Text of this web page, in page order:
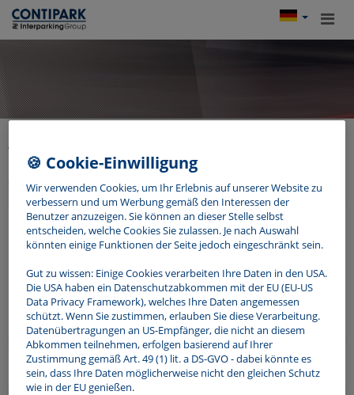
Anmeldung
Bitte geben Sie Ihren Benutzernamen und Passwort ein, um
sich in Ihr Benutzerkonto einzuloggen.
Passwort vergessen?
🍪 Cookie-Einwilligung
Wir verwenden Cookies, um Ihr Erlebnis auf unserer Website zu
verbessern und um Werbung gemäß den Interessen der
Benutzer anzuzeigen. Sie können an dieser Stelle selbst
entscheiden, welche Cookies Sie zulassen. Je nach Auswahl
könnten einige Funktionen der Seite jedoch eingeschränkt sein.
Gut zu wissen: Einige Cookies verarbeiten Ihre Daten in den USA.
Die USA haben ein Datenschutzabkommen mit der EU (EU-US
Data Privacy Framework), welches Ihre Daten angemessen
schützt. Wenn Sie zustimmen, erlauben Sie diese Verarbeitung.
Datenübertragungen an US-Empfänger, die nicht an diesem
Abkommen teilnehmen, erfolgen basierend auf Ihrer
Zustimmung gemäß Art. 49 (1) lit. a DS-GVO - dabei könnte es
sein, dass Ihre Daten möglicherweise nicht den gleichen Schutz
wie in der EU genießen.